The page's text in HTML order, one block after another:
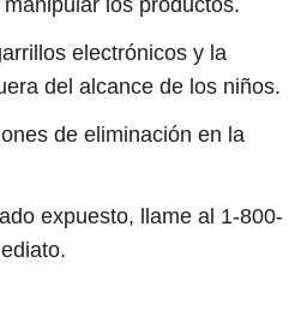
los productos.
electrónicos y la
del alcance de los niños.
de eliminación en la
expuesto, llame al 1-800-